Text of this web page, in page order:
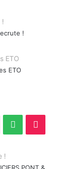
!
ETO
Spotify
!